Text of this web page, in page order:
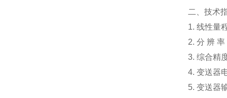
二、技术
1. 线性量
2. 分 辨
3. 综合精
4. 变送器
5. 变送器